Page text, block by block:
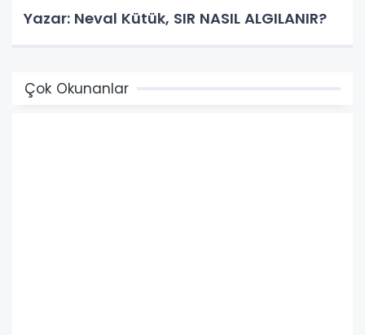
Yazar: Neval Kütük, SIR NASIL ALGILANIR?
Çok Okunanlar